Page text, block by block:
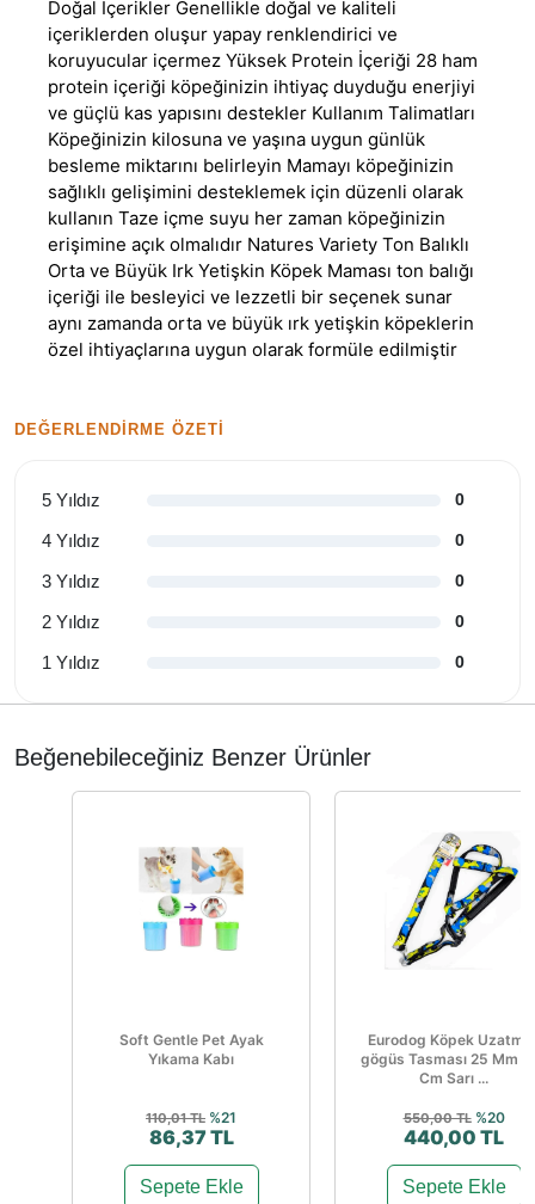
Doğal İçerikler Genellikle doğal ve kaliteli
içeriklerden oluşur yapay renklendirici ve
koruyucular içermez Yüksek Protein İçeriği 28 ham
protein içeriği köpeğinizin ihtiyaç duyduğu enerjiyi
ve güçlü kas yapısını destekler Kullanım Talimatları
Köpeğinizin kilosuna ve yaşına uygun günlük
besleme miktarını belirleyin Mamayı köpeğinizin
sağlıklı gelişimini desteklemek için düzenli olarak
kullanın Taze içme suyu her zaman köpeğinizin
erişimine açık olmalıdır Natures Variety Ton Balıklı
Orta ve Büyük Irk Yetişkin Köpek Maması ton balığı
içeriği ile besleyici ve lezzetli bir seçenek sunar
aynı zamanda orta ve büyük ırk yetişkin köpeklerin
özel ihtiyaçlarına uygun olarak formüle edilmiştir
DEĞERLENDIRME ÖZETI
5 Yıldız 0
4 Yıldız 0
3 Yıldız 0
2 Yıldız 0
1 Yıldız 0
Beğenebileceğiniz Benzer Ürünler
Soft Gentle Pet Ayak
Yıkama Kabı
110,01 TL %21
86,37 TL
Sepete Ekle
Eurodog Köpek
gögüs Tasması 25 Mm
Cm Sarı ...
550,00 TL %20
440,00 TL
Sepete Ekle